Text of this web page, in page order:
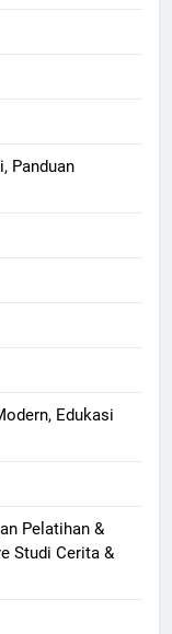
Panduan
Edukasi
Pelatihan &
Studi Cerita &